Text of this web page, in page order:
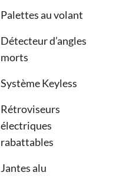
Palettes au volant
Détecteur d’angles
morts
Système Keyless
Rétroviseurs
électriques
rabattables
Jantes alu